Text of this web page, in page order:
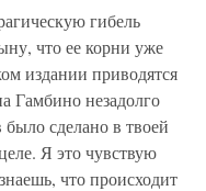
гибель
что ее корни уже
издании приводятся
Гамбино незадолго
было сделано в твоей
Я это чувствую
что происходит